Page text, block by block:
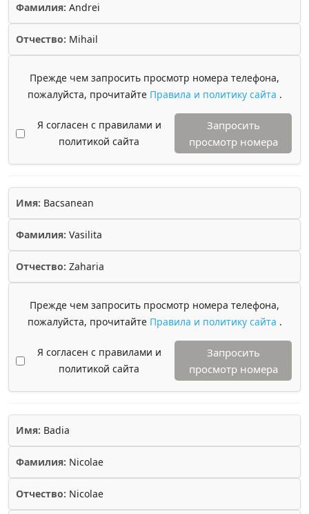
Фамилия: Andrei
Отчество: Mihail
Прежде чем запросить просмотр номера телефона,
пожалуйста, прочитайте Правила и политику сайта .
Я согласен с правилами и
политикой сайта
Запросить
просмотр номера
Имя: Bacsanean
Фамилия: Vasilita
Отчество: Zaharia
Прежде чем запросить просмотр номера телефона,
пожалуйста, прочитайте Правила и политику сайта .
Я согласен с правилами и
политикой сайта
Запросить
просмотр номера
Имя: Badia
Фамилия: Nicolae
Отчество: Nicolae